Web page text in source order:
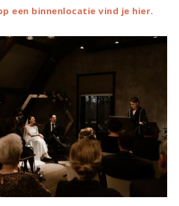
een binnenlocatie vind je hier.